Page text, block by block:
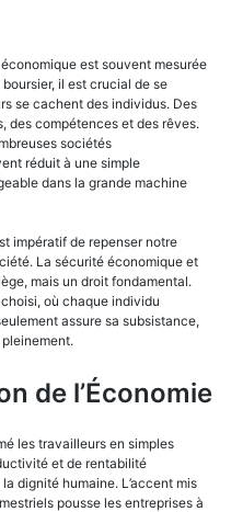
est souvent mesurée
il est crucial de se
se cachent des individus. Des
des compétences et des rêves.
sociétés
réduit à une simple
dans la grande machine
impératif de repenser notre
La sécurité économique et
mais un droit fondamental.
choisi, où chaque individu
assure sa subsistance,
pleinement.
de l’Économie
les travailleurs en simples
et de rentabilité
dignité humaine. L’accent mis
pousse les entreprises à